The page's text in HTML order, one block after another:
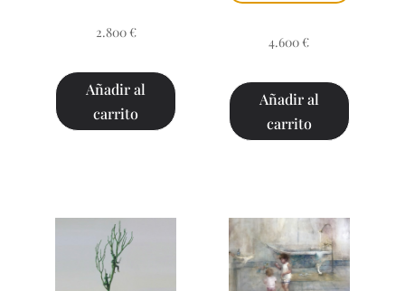
2.800 €
Añadir al
carrito
4.600 €
Añadir al
carrito